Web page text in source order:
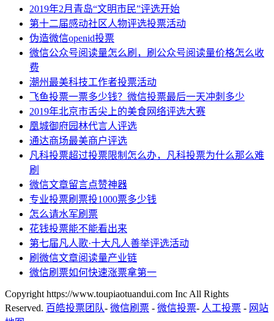
2019年2月青岛“文明市民”评选开始
第十二届感动社区人物评选投票活动
伪造微信openid投票
微信公众号阅读量怎么刷，刷公众号阅读量价格怎么收
费
潮州最美科技工作者投票活动
飞鱼投票一票多少钱？微信投票最后一天冲刺多少
2019年北京市舌尖上的美食网络评选大赛
凰城御府园林代言人评选
通达商场最美商户评选
凡科投票超过投票限制怎么办，凡科投票为什么那么难
刷
微信文章留言点赞神器
专业投票刷票投1000票多少钱
怎么请水军刷票
花钱投票能不能看出来
第七届凡人歌·十大凡人善举评选活动
刷微信文章阅读量产业链
微信刷票如何快速涨票拿第一
Copyright https://www.toupiaotuandui.com Inc All Rights
Reserved. 百皓投票团队- 微信刷票 - 微信投票- 人工投票 - 网站